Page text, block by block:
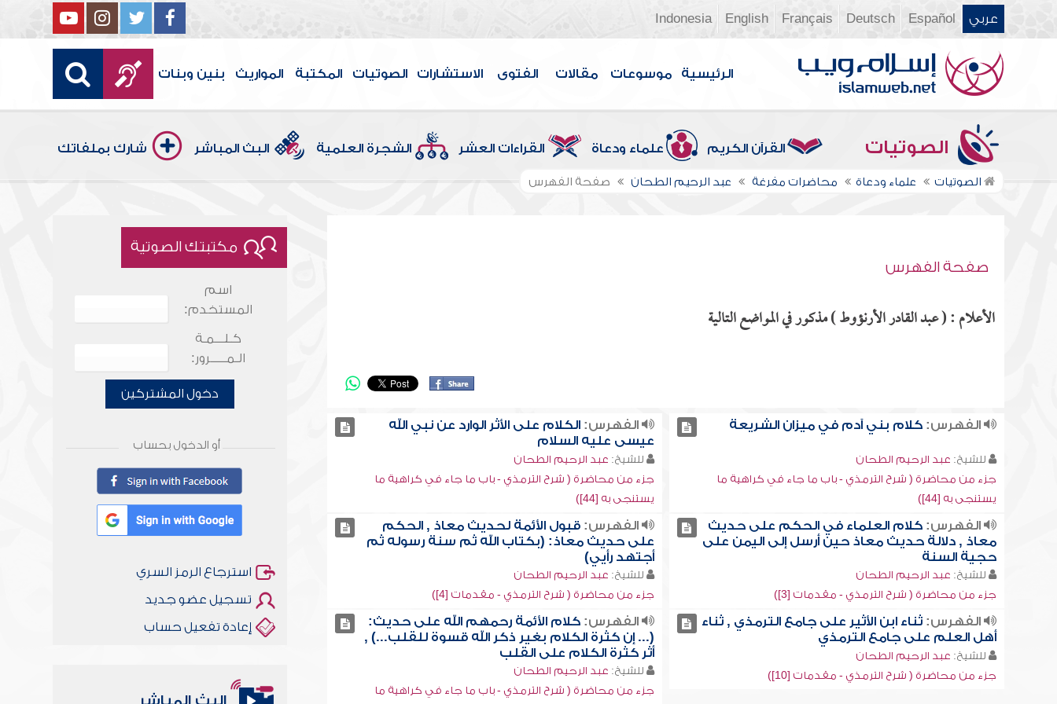
عربي Español
Deutsch
Français
English
Indonesia
الرئيسية موسوعات مقالات الفتوى الاستشارات الصوتيات المكتبة المواريث بنين وبنات
الصوتيات القرآن الكريم علماء ودعاة القراءات العشر الشجرة العلمية البث المباشر شارك بملفاتك
الصوتيات علماء ودعاة محاضرات مفرغة عبد الرحيم الطحان صفحة الفهرس
صفحة الفهرس
الأعلام : ( عبد القادر الأرنؤوط ) مذكور في المواضع التالية
الفهرس:كلام بني آدم في ميزان الشريعة
للشيخ: عبد الرحيم الطحان
جزء من محاضرة ( شرح الترمذي - باب ما جاء في كراهية ما
يستنجى به [44])
الفهرس: الكلام على الأثر الوارد عن نبي الله
عيسى عليه السلام
للشيخ: عبد الرحيم الطحان
جزء من محاضرة ( شرح الترمذي - باب ما جاء في كراهية ما
يستنجى به [44])
الفهرس:كلام العلماء في الحكم على حديث
معاذ , دلالة حديث معاذ حين أرسل إلى اليمن على
حجية السنة
للشيخ: عبد الرحيم الطحان
جزء من محاضرة ( شرح الترمذي - مقدمات [3])
الفهرس: قبول الأئمة لحديث معاذ , الحكم
على حديث معاذ: (بكتاب الله ثم سنة رسوله ثم
أجتهد رأيي)
للشيخ: عبد الرحيم الطحان
جزء من محاضرة ( شرح الترمذي - مقدمات [4])
الفهرس:ثناء ابن الأثير على جامع الترمذي , ثناء
أهل العلم على جامع الترمذي
للشيخ: عبد الرحيم الطحان
جزء من محاضرة ( شرح الترمذي - مقدمات [10])
الفهرس: كلام الأئمة رحمهم الله على حديث:
(... إن كثرة الكلام بغير ذكر الله قسوة للقلب...) ,
أثر كثرة الكلام على القلب
للشيخ: عبد الرحيم الطحان
جزء من محاضرة ( شرح الترمذي - باب ما جاء في كراهية ما
مكتبتك الصوتية
اسم
المستخدم:
كـلـــمـة
الـمـــــرور:
دخول المشتركين
أو الدخول بحساب
استرجاع الرمز السري
تسجيل عضو جديد
إعادة تفعيل حساب